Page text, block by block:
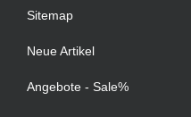
Sitemap
Neue Artikel
Angebote - Sale%